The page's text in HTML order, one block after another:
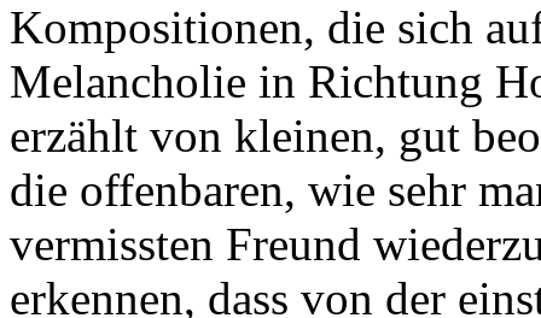
Kompositionen, die sich
Melancholie in Richtung
erzählt von kleinen, gut
die offenbaren, wie sehr
vermissten Freund
erkennen, dass von der